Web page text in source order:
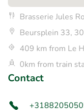
Brasserie Jules
Beursplein 33,
409 km from Le
0km from train
Contact